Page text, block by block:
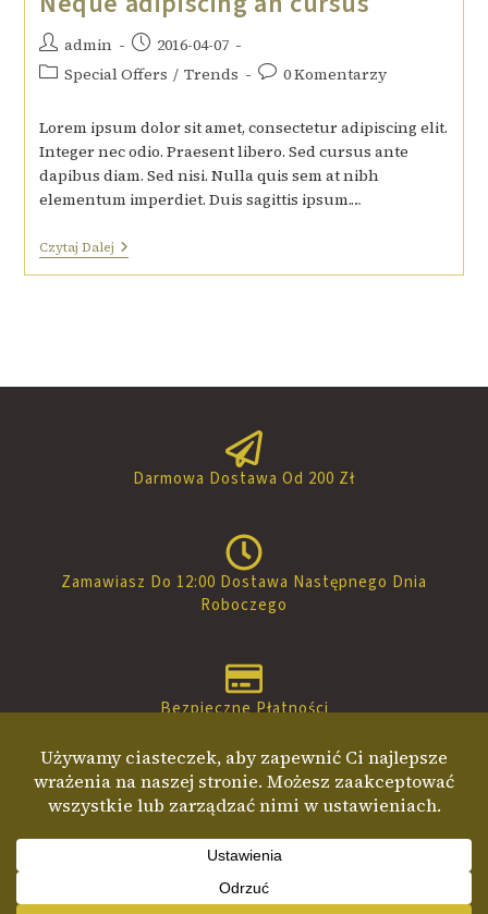
admin
2016-04-07
Special Offers / Trends 0 Komentarzy
Lorem ipsum dolor sit amet, consectetur adipiscing elit.
Integer nec odio. Praesent libero. Sed cursus ante
dapibus diam. Sed nisi. Nulla quis sem at nibh
elementum imperdiet. Duis sagittis ipsum.…
Czytaj Dalej
Darmowa Dostawa Od 200 Zł
Zamawiasz Do 12:00 Dostawa Następnego Dnia
Roboczego
Bezpieczne Płatności
Specjalna Oferta Dla Instalatorów